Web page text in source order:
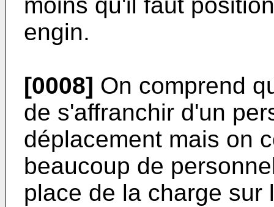
engin.
[0008] On comprend
de s'affranchir d'un
déplacement mais on
beaucoup de
place de la charge sur